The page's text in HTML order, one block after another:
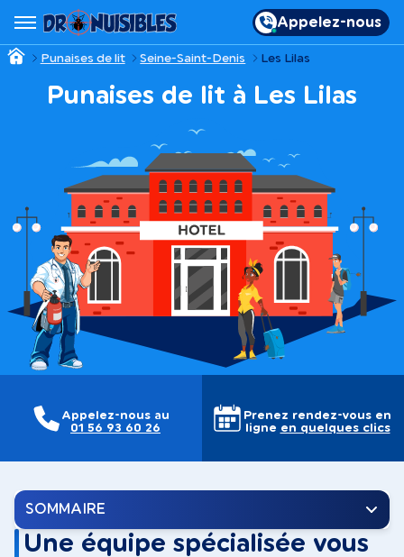
Appelez-nous
Punaises de lit Seine-Saint-Denis Les Lilas
Punaises de lit à Les Lilas
Appelez-nous au
01 56 93 60 26
Prenez rendez-vous en
ligne en quelques clics
SOMMAIRE
Une équipe spécialisée vous